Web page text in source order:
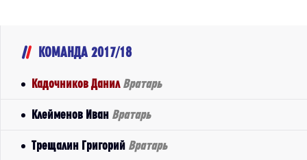
КОМАНДА 2017/18
Кадочников Данил Вратарь
Клейменов Иван Вратарь
Трещалин Григорий Вратарь